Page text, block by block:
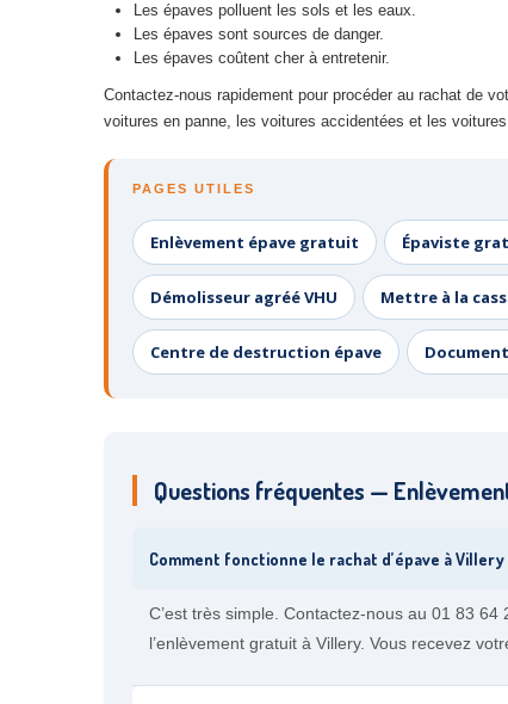
Les épaves polluent les sols et les eaux.
Les épaves sont sources de danger.
Les épaves coûtent cher à entretenir.
Contactez-nous rapidement pour procéder au rachat de
voitures en panne, les voitures accidentées et les
PAGES UTILES
Enlèvement épave gratuit Épaviste
Démolisseur agréé VHU Mettre à la
Centre de destruction épave
Questions fréquentes —
Comment fonctionne le rachat d’épave à Villery
C’est très simple. Contactez-nous au 01 83
l’enlèvement gratuit à Villery. Vous recevez